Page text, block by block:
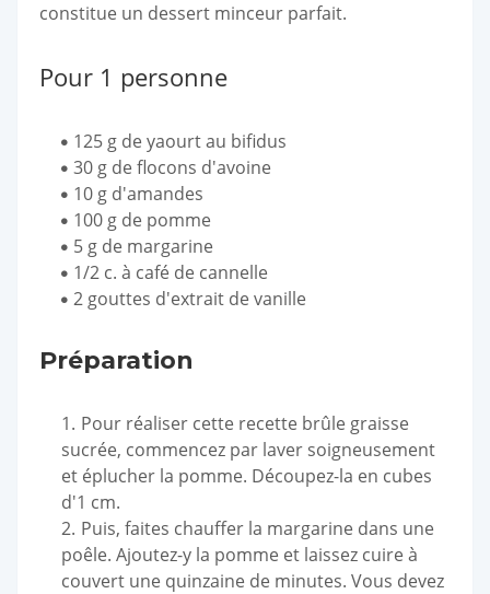
constitue un dessert minceur parfait.
Pour 1 personne
125 g de yaourt au bifidus
30 g de flocons d'avoine
10 g d'amandes
100 g de pomme
5 g de margarine
1/2 c. à café de cannelle
2 gouttes d'extrait de vanille
Préparation
Pour réaliser cette recette brûle graisse
sucrée, commencez par laver soigneusement
et éplucher la pomme. Découpez-la en cubes
d'1 cm.
Puis, faites chauffer la margarine dans une
poêle. Ajoutez-y la pomme et laissez cuire à
couvert une quinzaine de minutes. Vous devez